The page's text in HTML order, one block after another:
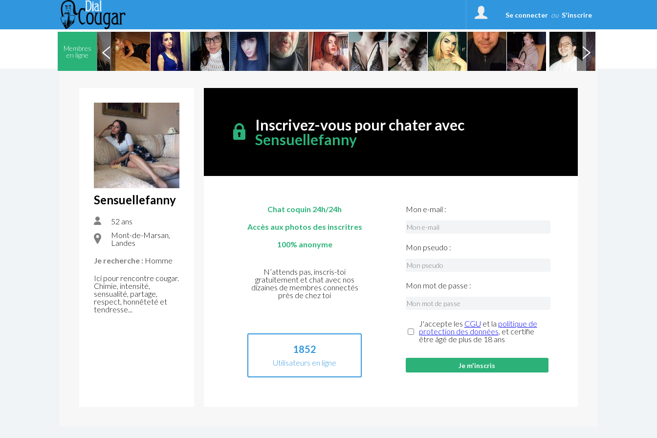
Se connecter ou S'inscrire
Membres
en ligne
Sensuellefanny
52 ans
Mont-de-Marsan,
Landes
Je recherche : Homme
Ici pour rencontre cougar.
Chimie, intensité,
sensualité, partage,
respect, honnêteté et
tendresse...
Inscrivez-vous pour chater avec
Sensuellefanny
Chat coquin 24h/24h
Accès aux photos des inscritres
100% anonyme
N’attends pas, inscris-toi
gratuitement et chat avec nos
dizaines de membres connectés
près de chez toi
1852
Utilisateurs en ligne
Mon e-mail :
Mon pseudo :
Mon mot de passe :
J'accepte les CGU et la politique de
protection des données, et certifie
être âgé de plus de 18 ans